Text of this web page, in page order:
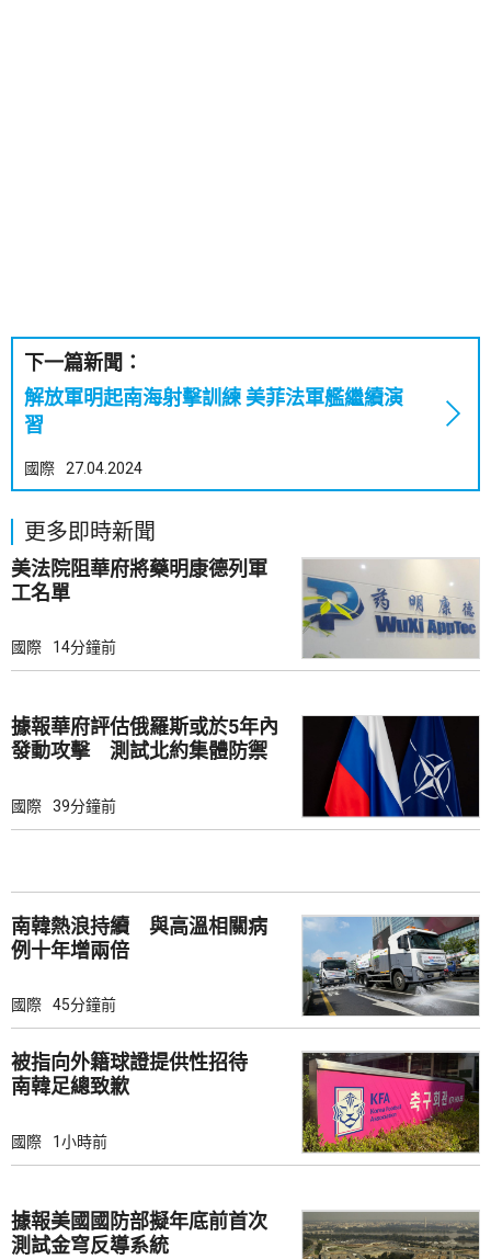
下一篇新聞：
解放軍明起南海射擊訓練 美菲法軍艦繼續演
習
國際 27.04.2024
更多即時新聞
美法院阻華府將藥明康德列軍
工名單
國際 14分鐘前
據報華府評估俄羅斯或於5年內
發動攻擊 測試北約集體防禦
國際 39分鐘前
南韓熱浪持續 與高溫相關病
例十年增兩倍
國際 45分鐘前
被指向外籍球證提供性招待
南韓足總致歉
國際 1小時前
據報美國國防部擬年底前首次
測試金穹反導系統